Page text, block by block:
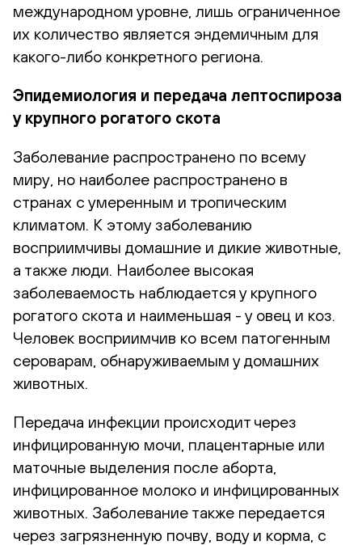
международном уровне, лишь ограниченное
их количество является эндемичным для
какого-либо конкретного региона.
Эпидемиология и передача лептоспироза
у крупного рогатого скота
Заболевание распространено по всему
миру, но наиболее распространено в
странах с умеренным и тропическим
климатом. К этому заболеванию
восприимчивы домашние и дикие животные,
а также люди. Наиболее высокая
заболеваемость наблюдается у крупного
рогатого скота и наименьшая - у овец и коз.
Человек восприимчив ко всем патогенным
сероварам, обнаруживаемым у домашних
животных.
Передача инфекции происходит через
инфицированную мочи, плацентарные или
маточные выделения после аборта,
инфицированное молоко и инфицированных
животных. Заболевание также передается
через загрязненную почву, воду и корма, с